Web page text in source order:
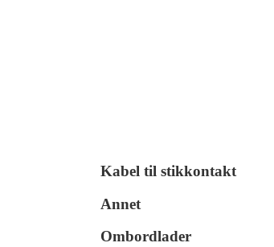
Kabel til stikkontakt
Annet
Ombordlader